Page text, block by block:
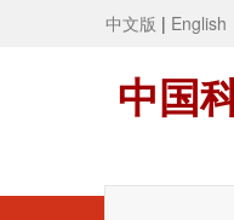
中文版 | English
中国